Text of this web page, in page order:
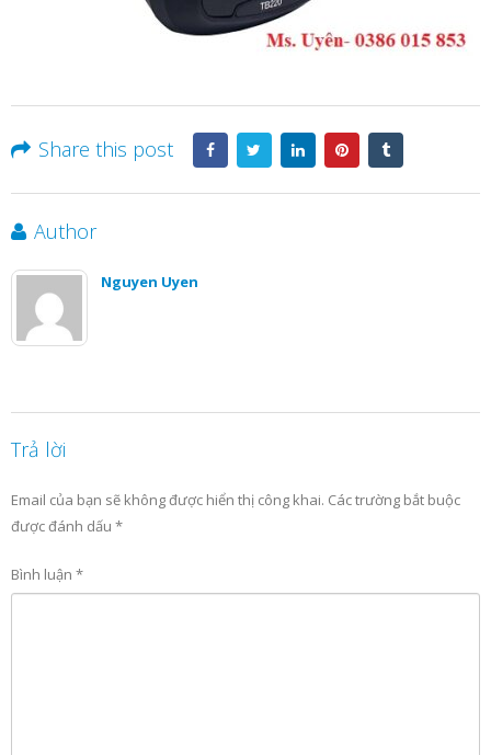
Share this post
Author
Nguyen Uyen
Trả lời
Email của bạn sẽ không được hiển thị công khai. Các trường bắt buộc
được đánh dấu *
Bình luận *